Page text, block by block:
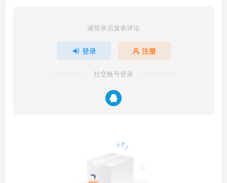
请登录后发表评论
登录 注册
社交账号登录